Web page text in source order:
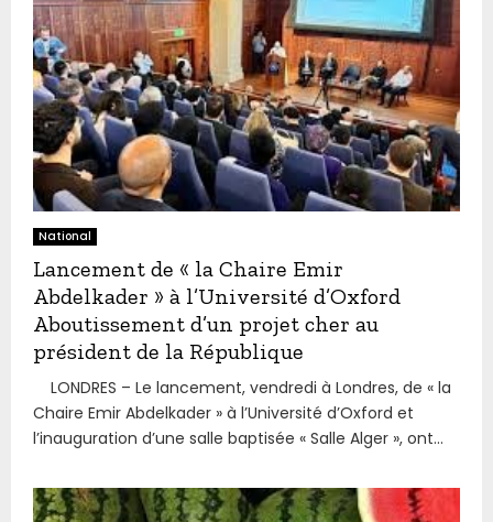
National
Lancement de « la Chaire Emir
Abdelkader » à l’Université d’Oxford
Aboutissement d’un projet cher au
président de la République
LONDRES – Le lancement, vendredi à Londres, de « la
Chaire Emir Abdelkader » à l’Université d’Oxford et
l’inauguration d’une salle baptisée « Salle Alger », ont...